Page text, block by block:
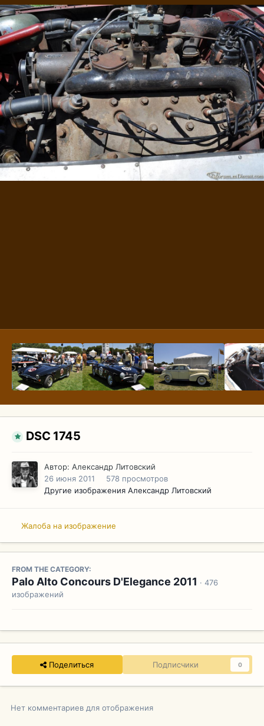
DSC 1745
Автор: Александр Литовский
26 июня 2011
578 просмотров
Другие изображения Александр Литовский
Жалоба на изображение
FROM THE CATEGORY:
Palo Alto Concours D'Elegance 2011 · 476
изображений
Поделиться Подписчики 0
Нет комментариев для отображения